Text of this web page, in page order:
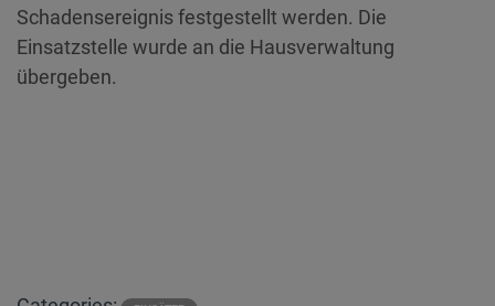
Schadensereignis festgestellt werden. Die
Einsatzstelle wurde an die Hausverwaltung
übergeben.